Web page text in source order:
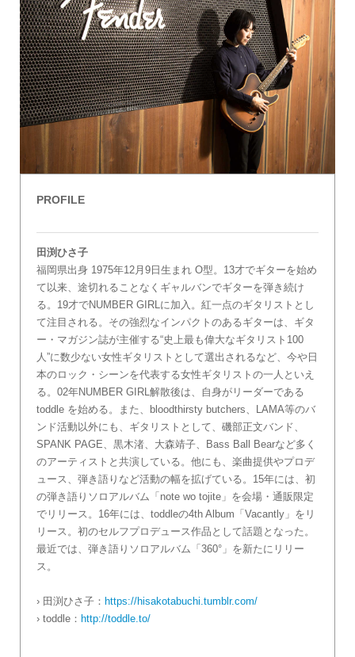
PROFILE
田渕ひさ子
福岡県出身 1975年12月9日生まれ O型。13才でギターを始め
て以来、途切れることなくギャルバンでギターを弾き続け
る。19才でNUMBER GIRLに加入。紅一点のギタリストとし
て注目される。その強烈なインパクトのあるギターは、ギタ
ー・マガジン誌が主催する“史上最も偉大なギタリスト100
人”に数少ない女性ギタリストとして選出されるなど、今や日
本のロック・シーンを代表する女性ギタリストの一人といえ
る。02年NUMBER GIRL解散後は、自身がリーダーである
toddle を始める。また、bloodthirsty butchers、LAMA等のバ
ンド活動以外にも、ギタリストとして、磯部正文バンド、
SPANK PAGE、黒木渚、大森靖子、Bass Ball Bearなど多く
のアーティストと共演している。他にも、楽曲提供やプロデ
ュース、弾き語りなど活動の幅を拡げている。15年には、初
の弾き語りソロアルバム「note wo tojite」を会場・通販限定
でリリース。16年には、toddleの4th Album「Vacantly」をリ
リース。初のセルフプロデュース作品として話題となった。
最近では、弾き語りソロアルバム「360°」を新たにリリー
ス。
› 田渕ひさ子： https://hisakotabuchi.tumblr.com/
› toddle： http://toddle.to/